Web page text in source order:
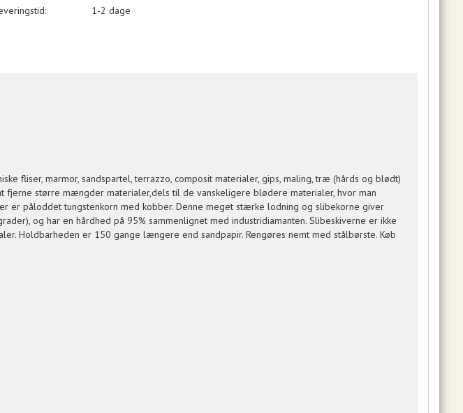
1-2 dage
fliser, marmor, sandspartel, terrazzo, composit materialer, gips, maling, træ (hårds og blødt)
fjerne større mængder materialer,dels til de vanskeligere blødere materialer, hvor man
er påloddet tungstenkorn med kobber. Denne meget stærke lodning og slibekorne giver
og har en hårdhed på 95% sammenlignet med industridiamanten. Slibeskiverne er ikke
Holdbarheden er 150 gange længere end sandpapir. Rengøres nemt med stålbørste. Køb